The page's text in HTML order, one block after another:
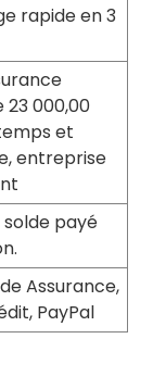
rapide en 3
000,00
et
entreprise
payé
Assurance,
PayPal